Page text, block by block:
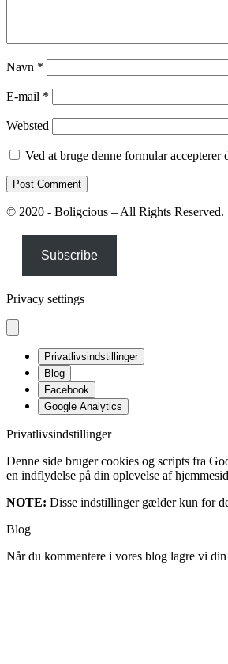
Navn *
E-mail *
Websted
Ved at bruge denne formular
© 2020 - Boligcious – All Rights Reserved.
Subscribe
Privacy settings
Privatlivsindstillinger
Blog
Facebook
Google Analytics
Privatlivsindstillinger
Denne side bruger cookies og scripts fra
en indflydelse på din oplevelse af
NOTE: Disse indstillinger gælder kun for
Blog
Når du kommentere i vores blog lagre vi